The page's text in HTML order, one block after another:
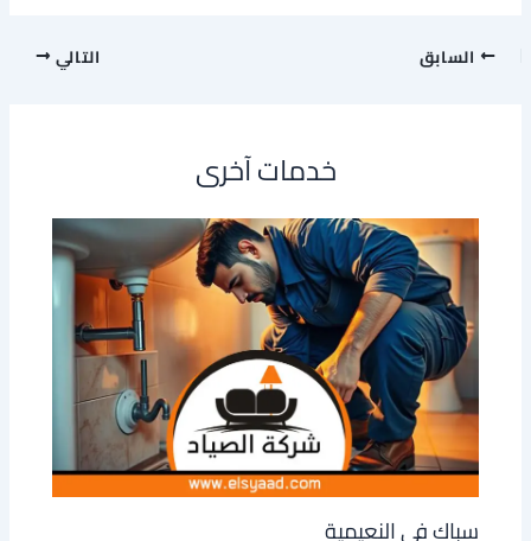
السابق التالي
خدمات آخرى
سباك في النعيمية